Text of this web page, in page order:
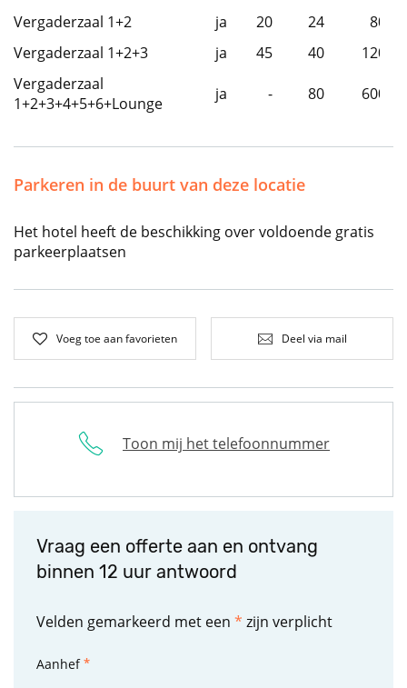
Vergaderzaal 1+2
ja 20 24
80
Vergaderzaal 1+2+3
ja 45 40
120
Vergaderzaal
1+2+3+4+5+6+Lounge
ja - 80 600
Parkeren in de buurt van deze locatie
Het hotel heeft de beschikking over voldoende gratis
parkeerplaatsen
Voeg toe aan favorieten Deel via mail
Toon mij het telefoonnummer
Vraag een offerte aan en ontvang
binnen 12 uur antwoord
Velden gemarkeerd met een * zijn verplicht
Aanhef